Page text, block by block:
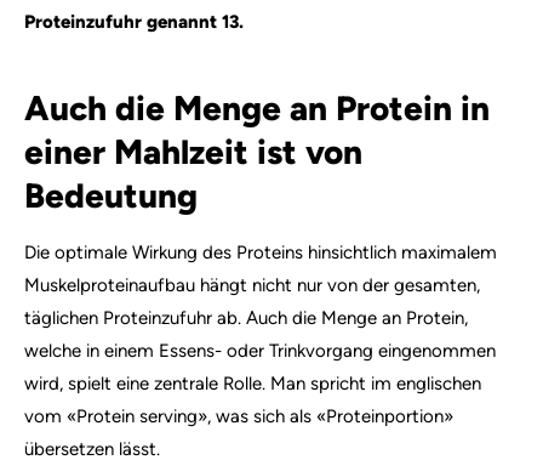
Proteinzufuhr genannt 13.
Auch die Menge an Protein in
einer Mahlzeit ist von
Bedeutung
Die optimale Wirkung des Proteins hinsichtlich maximalem
Muskelproteinaufbau hängt nicht nur von der gesamten,
täglichen Proteinzufuhr ab. Auch die Menge an Protein,
welche in einem Essens- oder Trinkvorgang eingenommen
wird, spielt eine zentrale Rolle. Man spricht im englischen
vom «Protein serving», was sich als «Proteinportion»
übersetzen lässt.